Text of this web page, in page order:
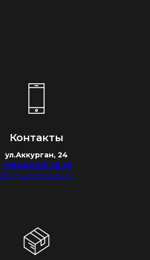
Контакты
ул.Аккурган, 24
+998 88 281 28 28
info@watchdealer.uz